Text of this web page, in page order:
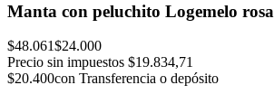
Manta con peluchito Logemelo rosa
$48.061$24.000
Precio sin impuestos $19.834,71
$20.400con Transferencia o depósito